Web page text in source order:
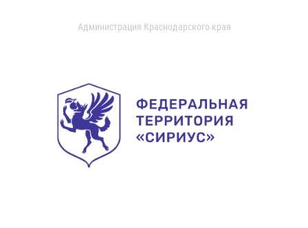
Администрация Краснодарского края